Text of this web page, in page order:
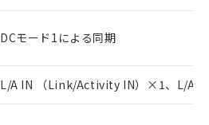
DCモード1による同期
L/A IN （Link/Activity IN）×1、L/A